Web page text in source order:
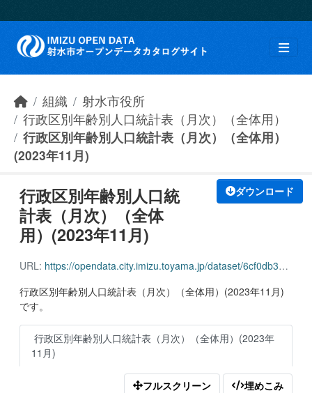
組織
射水市役所
行政区別年齢別人口統計表（月次）（全体用）
行政区別年齢別人口統計表（月次）（全体用）
(2023年11月)
ダウンロード
行政区別年齢別人口統
計表（月次）（全体
用）(2023年11月)
URL: https://opendata.city.imizu.toyama.jp/dataset/6cf0db36-afe8-4167-9d4d-5a899959eba7/resource/6eac3fff-7c05-473d-b70c-a8f7f8172b22/download/162116_age_population_all_202311.pdf
行政区別年齢別人口統計表（月次）（全体用）(2023年11月)
です。
行政区別年齢別人口統計表（月次）（全体用）(2023年
11月)
フルスクリーン 埋めこみ